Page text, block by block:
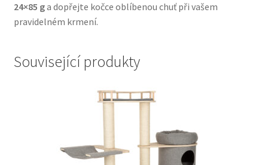
Wolf of Wilderness
24×85 ga dopřejte kočce oblíbenou chuť při vašem
pravidelném krmení.
Související produkty